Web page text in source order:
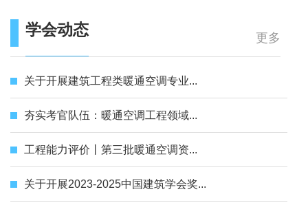
学会动态 更多
关于开展建筑工程类暖通空调专业...
夯实考官队伍：暖通空调工程领域...
工程能力评价丨第三批暖通空调资...
关于开展2023-2025中国建筑学会奖...